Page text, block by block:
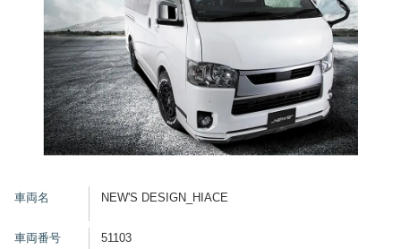
車両名 NEW'S DESIGN_HIACE
車両番号 51103